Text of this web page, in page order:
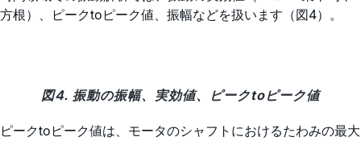
方根）、ピークtoピーク値、振幅などを扱います（図4）。
図4. 振動の振幅、実効値、ピークtoピーク値
ピークtoピーク値は、モータのシャフトにおけるたわみの最大